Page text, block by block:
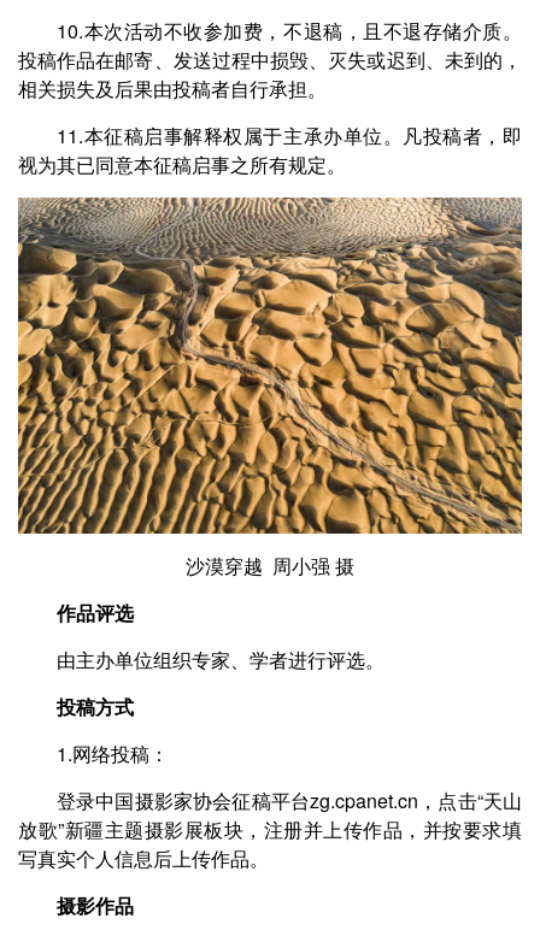
10.本次活动不收参加费，不退稿，且不退存储介质。
投稿作品在邮寄、发送过程中损毁、灭失或迟到、未到的，
相关损失及后果由投稿者自行承担。
11.本征稿启事解释权属于主承办单位。凡投稿者，即
视为其已同意本征稿启事之所有规定。
沙漠穿越 周小强 摄
作品评选
由主办单位组织专家、学者进行评选。
投稿方式
1.网络投稿：
登录中国摄影家协会征稿平台zg.cpanet.cn，点击“天山
放歌”新疆主题摄影展板块，注册并上传作品，并按要求填
写真实个人信息后上传作品。
摄影作品